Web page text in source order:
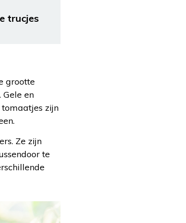
trucjes
grootte
en
zijn
Ze zijn
te